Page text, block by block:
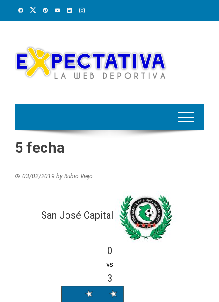
5 fecha
03/02/2019 by Rubio Viejo
San José Capital
0
vs
3